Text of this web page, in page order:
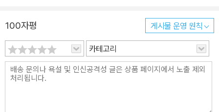
100자평 게시물 운영 원칙
카테고리